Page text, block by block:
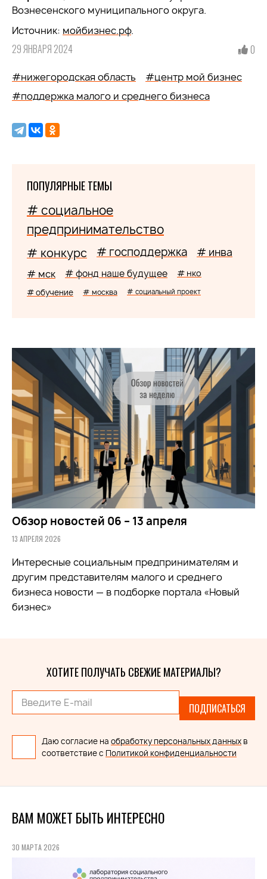
Вознесенского муниципального округа.
Источник: мойбизнес.рф.
29 ЯНВАРЯ 2024 0
#нижегородская область
#центр мой бизнес
#поддержка малого и среднего бизнеса
ПОПУЛЯРНЫЕ ТЕМЫ
# социальное
предпринимательство
# конкурс # господдержка # инва
# мск # фонд наше будущее # нко
# обучение # москва # социальный проект
Обзор новостей 06 – 13 апреля
13 АПРЕЛЯ 2026
Интересные социальным предпринимателям и
другим представителям малого и среднего
бизнеса новости — в подборке портала «Новый
бизнес»
ХОТИТЕ ПОЛУЧАТЬ СВЕЖИЕ МАТЕРИАЛЫ?
ПОДПИСАТЬСЯ
Даю согласие на обработку персональных данных в
соответствие с Политикой конфиденциальности
ВАМ МОЖЕТ БЫТЬ ИНТЕРЕСНО
30 МАРТА 2026